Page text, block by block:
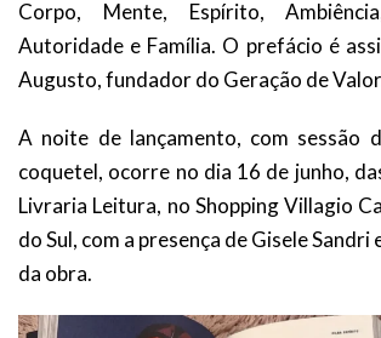
Corpo, Mente, Espírito,
Autoridade e Família. O prefácio é
Augusto, fundador do Geração de
A noite de lançamento, com sessão
coquetel, ocorre no dia 16 de junho,
Livraria Leitura, no Shopping Villagio
do Sul, com a presença de Gisele
da obra.